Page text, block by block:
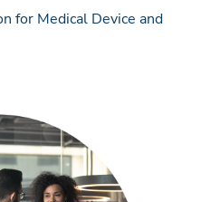
for Medical Device and